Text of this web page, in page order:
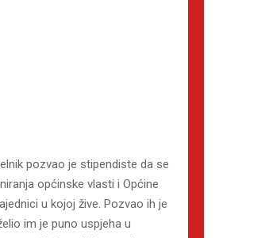
pozvao je stipendiste da se
općinske vlasti i Općine
u kojoj žive. Pozvao ih je
im je puno uspjeha u